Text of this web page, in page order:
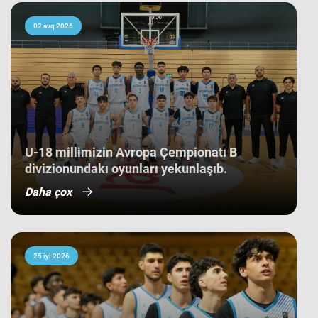
kollektivdən biri olan millimiz,
çempionatı 11-ci pillədə başa vurub.
Bu nəticə Azərbaycan basketbol
tarixində bir ilk kimi də statistikaya
düşüb. İlk baxışda yarışın tam
mərkəzində qərarlaşmaq adi bir
nəticə kimi görünsə də,
komandamızın yer aldığı qrupun
ağırlığı və rəqiblərin səviyyəsi bu
nəticənin adi bir nəticə olmadığını
göstərir. Bunu qrup mərhələsində
qarşılaşdığımız komandaların
çempionatın sonundakı yekun
mövqeləri də aydın sübut edir. Belə ki,
qrupdakı ən güclü rəqibimiz olan
İsveç millisi çempionatın bürünc
5-cisi olub. Şimali Makedoniya
yığması isə ilk onluqda qərarlaşaraq
çempionatı 9-cu sırada bitirib.
Millimiz çempionat boyu göstərdiyi
əzmkar oyun sayəsində ümumi
sıralamada düz 10 ölkəni geridə
qoymağı bacarıb. Basketbolçularımız
turnir cədvəlində Niderland, İsveçrə,
02 avq 2026
U-18 millimizin Avropa Çempionatı B
divizionundakı oyunları yekunlaşıb.
Daha çox
25 iyl 2026